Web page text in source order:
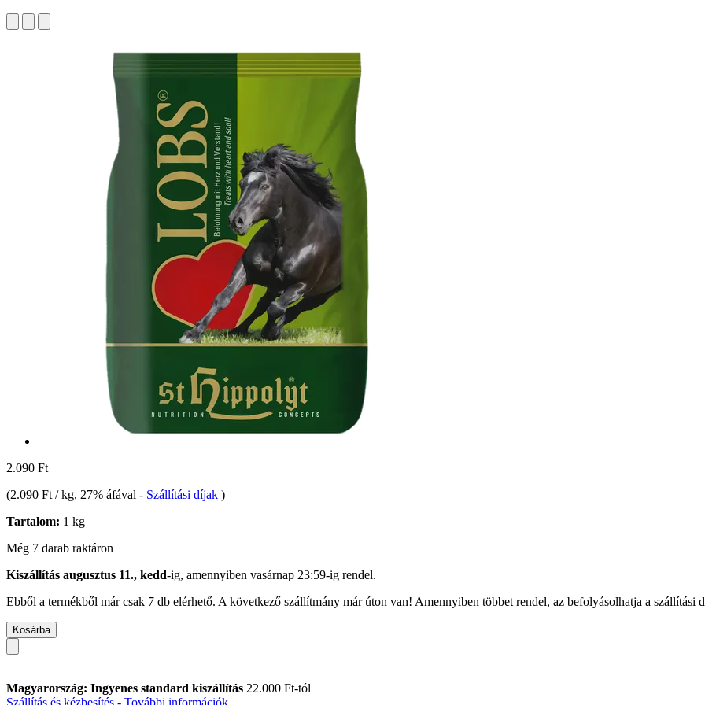
2.090 Ft
(2.090 Ft / kg, 27% áfával - Szállítási díjak )
Tartalom: 1 kg
Még 7 darab raktáron
Kiszállítás augusztus 11., kedd-ig, amennyiben vasárnap 23:59-ig rendel.
Ebből a termékből már csak 7 db elérhető. A következő szállítmány már úton van! Amennyiben többet rendel, az befolyásolhatja a szállítási
Kosárba
Magyarország: Ingyenes standard kiszállítás 22.000 Ft-tól
Szállítás és kézbesítés - További információk